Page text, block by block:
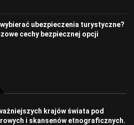
ubezpieczenia turystyczne?
cechy bezpiecznej opcji
krajów świata pod
i skansenów etnograficznych.